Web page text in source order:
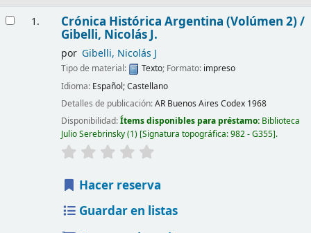
1. Crónica Histórica Argentina (Volúmen 2) /
Gibelli, Nicolás J.
por Gibelli, Nicolás J
Tipo de material: Texto; Formato: impreso
Idioma: Español; Castellano
Detalles de publicación:AR Buenos Aires Codex 1968
Disponibilidad:Ítems disponibles para préstamo: Biblioteca
Julio Serebrinsky(1) Signatura topográfica:982 - G355 .
Hacer reserva
Guardar en listas